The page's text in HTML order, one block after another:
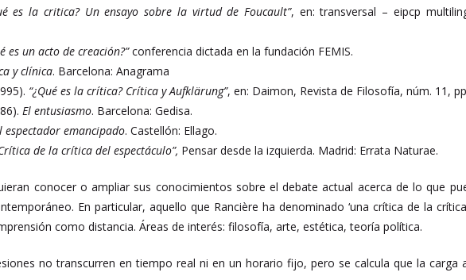
es la critica? Un ensayo sobre la virtud de Foucault”, en: transversal – eipcp
es un acto de creación?”conferencia dictada en la fundación FEMIS.
y clínica. Barcelona: Anagrama
“¿Qué es la crítica? Crítica y Aufklärung”, en: Daimon, Revista de Filosofía, núm. 11,
El entusiasmo. Barcelona: Gedisa.
espectador emancipado. Castellón: Ellago.
de la crítica del espectáculo”, Pensar desde la izquierda. Madrid: Errata Naturae.
conocer o ampliar sus conocimientos sobre el debate actual acerca de lo que
En particular, aquello que Rancière ha denominado ‘una crítica de la
como distancia. Áreas de interés: filosofía, arte, estética, teoría política.
no transcurren en tiempo real ni en un horario fijo, pero se calcula que la carga